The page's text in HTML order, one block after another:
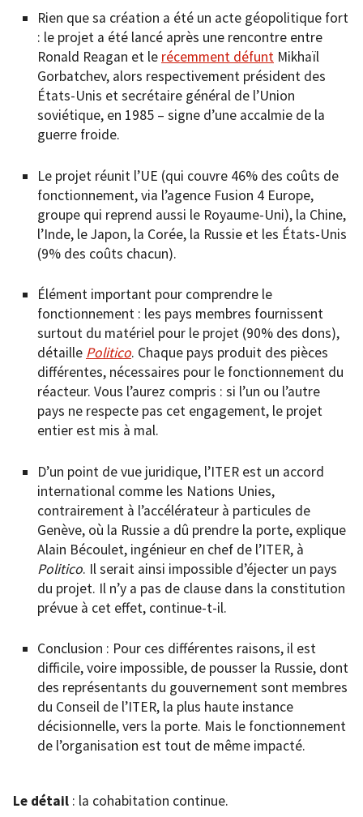
Rien que sa création a été un acte géopolitique fort
: le projet a été lancé après une rencontre entre
Ronald Reagan et le récemment défunt Mikhaïl
Gorbatchev, alors respectivement président des
États-Unis et secrétaire général de l’Union
soviétique, en 1985 – signe d’une accalmie de la
guerre froide.
Le projet réunit l’UE (qui couvre 46% des coûts de
fonctionnement, via l’agence Fusion 4 Europe,
groupe qui reprend aussi le Royaume-Uni), la Chine,
l’Inde, le Japon, la Corée, la Russie et les États-Unis
(9% des coûts chacun).
Élément important pour comprendre le
fonctionnement : les pays membres fournissent
surtout du matériel pour le projet (90% des dons),
détaille Politico. Chaque pays produit des pièces
différentes, nécessaires pour le fonctionnement du
réacteur. Vous l’aurez compris : si l’un ou l’autre
pays ne respecte pas cet engagement, le projet
entier est mis à mal.
D’un point de vue juridique, l’ITER est un accord
international comme les Nations Unies,
contrairement à l’accélérateur à particules de
Genève, où la Russie a dû prendre la porte, explique
Alain Bécoulet, ingénieur en chef de l’ITER, à
Politico. Il serait ainsi impossible d’éjecter un pays
du projet. Il n’y a pas de clause dans la constitution
prévue à cet effet, continue-t-il.
Conclusion : Pour ces différentes raisons, il est
difficile, voire impossible, de pousser la Russie, dont
des représentants du gouvernement sont membres
du Conseil de l’ITER, la plus haute instance
décisionnelle, vers la porte. Mais le fonctionnement
de l’organisation est tout de même impacté.
Le détail : la cohabitation continue.